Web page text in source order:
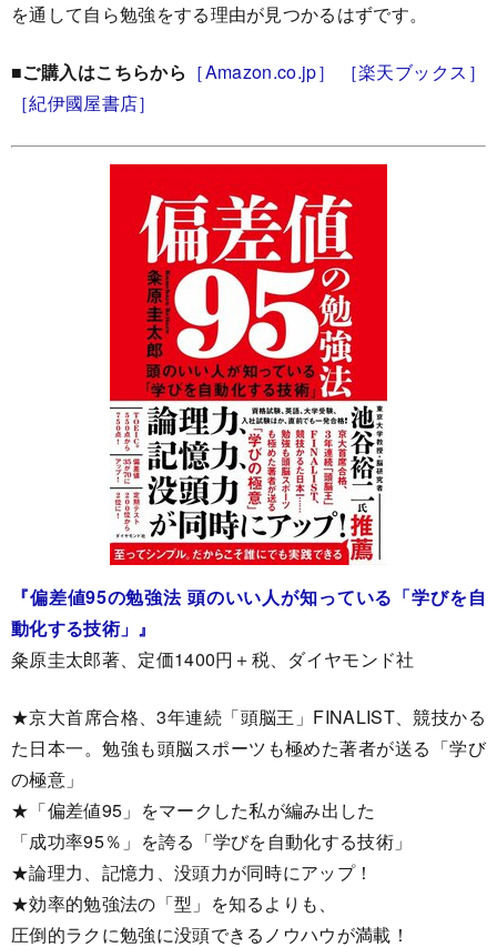
を通して自ら勉強をする理由が見つかるはずです。
■ご購入はこちらから ［Amazon.co.jp］
［楽天ブックス］
［紀伊國屋書店］
『偏差値95の勉強法 頭のいい人が知っている「学びを自
動化する技術」』
粂原圭太郎著、定価1400円＋税、ダイヤモンド社
★京大首席合格、3年連続「頭脳王」FINALIST、競技かる
た日本一。勉強も頭脳スポーツも極めた著者が送る「学び
の極意」
★「偏差値95」をマークした私が編み出した
「成功率95％」を誇る「学びを自動化する技術」
★論理力、記憶力、没頭力が同時にアップ！
★効率的勉強法の「型」を知るよりも、
圧倒的ラクに勉強に没頭できるノウハウが満載！